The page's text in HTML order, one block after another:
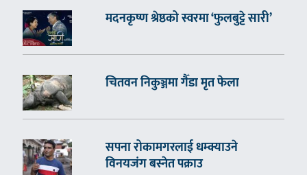
मदनकृष्ण श्रेष्ठको स्वरमा ‘फुलबुट्टे सारी’
चितवन निकुञ्जमा गैँडा मृत फेला
सपना रोकामगरलाई धम्क्याउने
विनयजंग बस्नेत पक्राउ